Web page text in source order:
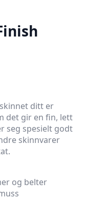
ditt er
det gir en fin, lett
seg spesielt godt
skinnvarer
og belter